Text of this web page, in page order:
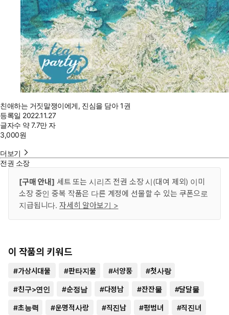
친애하는 거짓말쟁이에게, 진심을 담아 1권
등록일 2022.11.27
글자수 약 7.7만 자
3,000원
더보기
전권 소장
[구매 안내] 세트 또는 시리즈 전권 소장 시(대여 제외) 이미
소장 중인 중복 작품은 다른 계정에 선물할 수 있는 쿠폰으로
지급됩니다. 자세히 알아보기 >
이 작품의 키워드
#가상시대물 #판타지물 #서양풍 #첫사랑
#친구>연인 #순정남 #다정남 #잔잔물 #달달물
#초능력 #운명적사랑 #직진남 #평범녀 #직진녀